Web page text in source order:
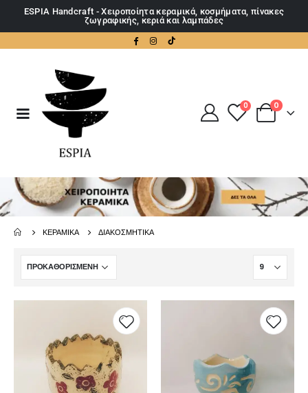
ESPIA Handcraft - Χειροποίητα κεραμικά, κοσμήματα, πίνακες
ζωγραφικής, κεριά και λαμπάδες
0 0
ΚΕΡΑΜΙΚΆ ΔΙΑΚΟΣΜΗΤΙΚΆ